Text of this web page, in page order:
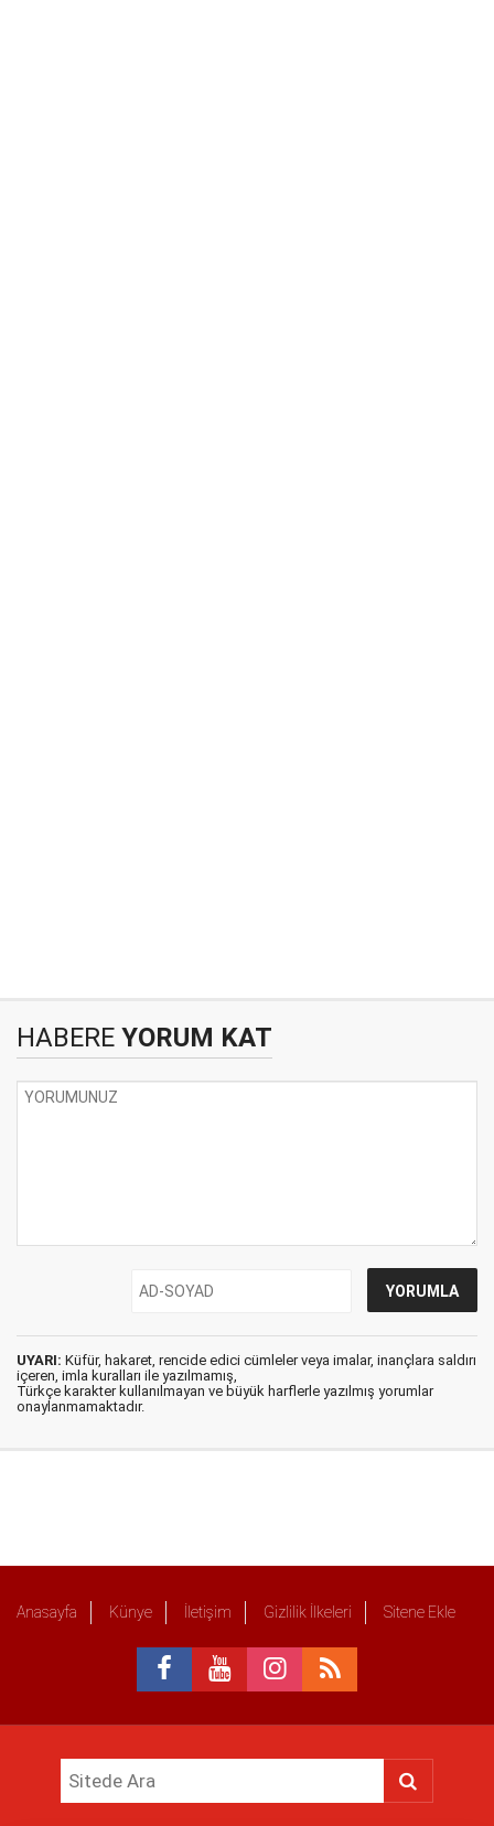
HABERE YORUM KAT
UYARI: Küfür, hakaret, rencide edici cümleler veya imalar, inançlara saldırı
içeren, imla kuralları ile yazılmamış,
Türkçe karakter kullanılmayan ve büyük harflerle yazılmış yorumlar
onaylanmamaktadır.
Anasayfa Künye İletişim Gizlilik İlkeleri Sitene Ekle